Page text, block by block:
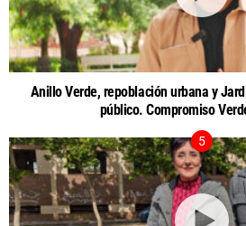
Anillo Verde, repoblación urbana y
público. Compromiso